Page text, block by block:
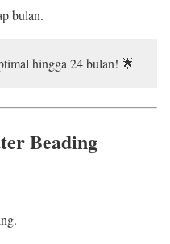
bulan.
hingga 24 bulan! 🌟
Beading